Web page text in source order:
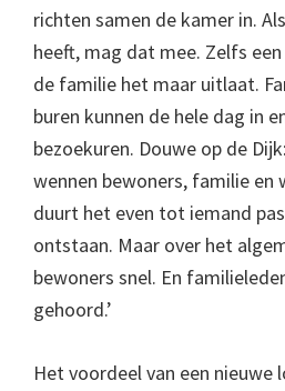
richten samen de kamer in.
heeft, mag dat mee. Zelfs
de familie het maar uitlaat.
buren kunnen de hele dag in
bezoekuren. Douwe op de
wennen bewoners, familie en
duurt het even tot iemand
ontstaan. Maar over het
bewoners snel. En
gehoord.’
Het voordeel van een nieuwe